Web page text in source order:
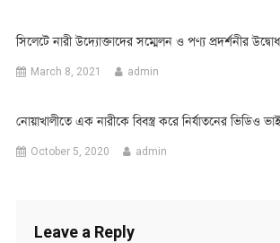
সিলেটে নারী উদ্যোক্তাদের সম্মেলন ও পণ্য প্রদর্শনীর
March 8, 2021 admin
নোয়াখালীতে এক নারীকে বিবস্ত্র করে নির্যাতনের ভিডিও
October 5, 2020 admin
Leave a Reply